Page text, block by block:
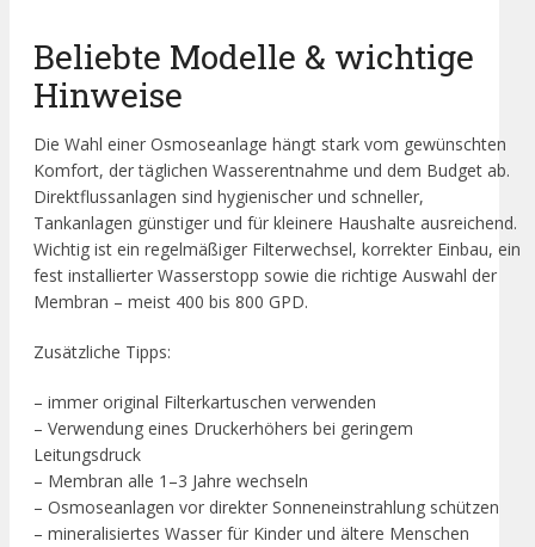
Beliebte Modelle & wichtige
Hinweise
Die Wahl einer Osmoseanlage hängt stark vom gewünschten
Komfort, der täglichen Wasserentnahme und dem Budget ab.
Direktflussanlagen sind hygienischer und schneller,
Tankanlagen günstiger und für kleinere Haushalte ausreichend.
Wichtig ist ein regelmäßiger Filterwechsel, korrekter Einbau, ein
fest installierter Wasserstopp sowie die richtige Auswahl der
Membran – meist 400 bis 800 GPD.
Zusätzliche Tipps:
– immer original Filterkartuschen verwenden
– Verwendung eines Druckerhöhers bei geringem
Leitungsdruck
– Membran alle 1–3 Jahre wechseln
– Osmoseanlagen vor direkter Sonneneinstrahlung schützen
– mineralisiertes Wasser für Kinder und ältere Menschen